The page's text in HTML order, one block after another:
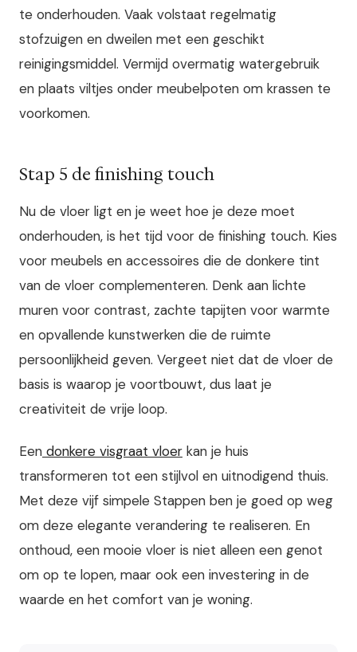
te onderhouden. Vaak volstaat regelmatig
stofzuigen en dweilen met een geschikt
reinigingsmiddel. Vermijd overmatig watergebruik
en plaats viltjes onder meubelpoten om krassen te
voorkomen.
Stap 5 de finishing touch
Nu de vloer ligt en je weet hoe je deze moet
onderhouden, is het tijd voor de finishing touch. Kies
voor meubels en accessoires die de donkere tint
van de vloer complementeren. Denk aan lichte
muren voor contrast, zachte tapijten voor warmte
en opvallende kunstwerken die de ruimte
persoonlijkheid geven. Vergeet niet dat de vloer de
basis is waarop je voortbouwt, dus laat je
creativiteit de vrije loop.
Een donkere visgraat vloer kan je huis
transformeren tot een stijlvol en uitnodigend thuis.
Met deze vijf simpele Stappen ben je goed op weg
om deze elegante verandering te realiseren. En
onthoud, een mooie vloer is niet alleen een genot
om op te lopen, maar ook een investering in de
waarde en het comfort van je woning.